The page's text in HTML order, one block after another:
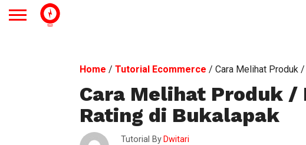
Home / Tutorial Ecommerce / Cara Melihat Produk
Cara Melihat Produk /
Rating di Bukalapak
Tutorial By Dwitari